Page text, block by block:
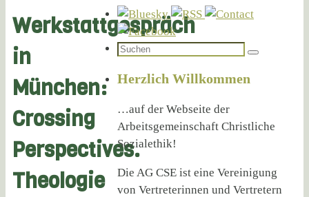
Werkstattgespräch
in
München:
Crossing
Perspectives.
Theologie
Suchen
Suchen
Herzlich Willkommen
…auf der Webseite der
Arbeitsgemeinschaft Christliche
Sozialethik!
Die AG CSE ist eine Vereinigung
von Vertreterinnen und Vertretern